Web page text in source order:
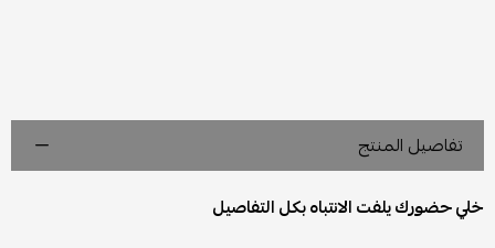
تفاصيل المنتج
خلي حضورك يلفت الانتباه بكل التفاصيل